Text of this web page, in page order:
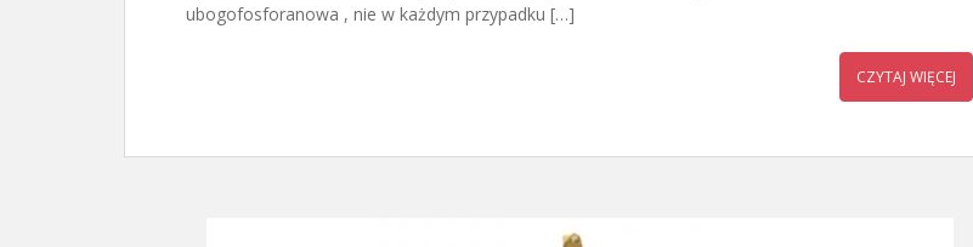
ubogofosforanowa , nie w każdym przypadku […]
CZYTAJ WIĘCEJ